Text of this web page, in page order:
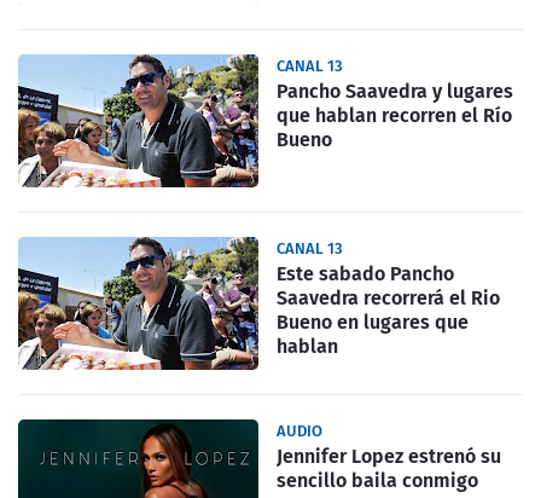
CANAL 13
Pancho Saavedra y lugares
que hablan recorren el Río
Bueno
CANAL 13
Este sabado Pancho
Saavedra recorrerá el Rio
Bueno en lugares que
hablan
AUDIO
Jennifer Lopez estrenó su
sencillo baila conmigo